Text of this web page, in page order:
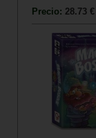
Precio: 28.73 €